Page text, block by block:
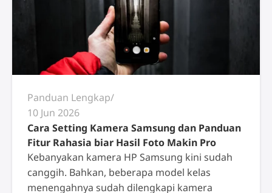
Panduan Lengkap
10 Jun 2026
Cara Setting Kamera Samsung dan Panduan
Fitur Rahasia biar Hasil Foto Makin Pro
Kebanyakan kamera HP Samsung kini sudah
canggih. Bahkan, beberapa model kelas
menengahnya sudah dilengkapi kamera